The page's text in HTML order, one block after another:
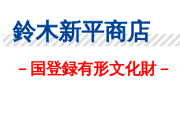
鈴木新平商店
－国登録有形文化財－